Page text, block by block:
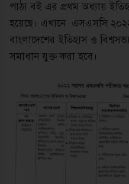
পাঠ্য বই এর প্রথম অধ্যায়
হয়েছে। এখানে এসএসসি ২০২২
বাংলাদেশের ইতিহাস ও
সমাধান যুক্ত করা হবে।